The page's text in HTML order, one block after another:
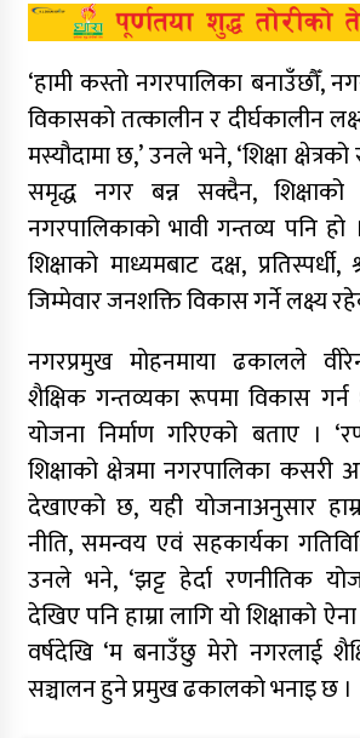
‘हामी कस्तो नगरपालिका बनाउँछौँ,
विकासको तत्कालीन र दीर्घकालीन
मस्यौदामा छ,’ उनले भने, ‘शिक्षा
समृद्ध नगर बन्न सक्दैन, शिक्षाको
नगरपालिकाको भावी गन्तव्य पनि
शिक्षाको माध्यमबाट दक्ष, प्रतिस्पर्धी,
जिम्मेवार जनशक्ति विकास गर्ने लक्ष्य
नगरप्रमुख मोहनमाया ढकालले
शैक्षिक गन्तव्यका रूपमा विकास
योजना निर्माण गरिएको बताए ।
शिक्षाको क्षेत्रमा नगरपालिका कसरी
देखाएको छ, यही योजनाअनुसार
नीति, समन्वय एवं सहकार्यका
उनले भने, ‘झट्ट हेर्दा रणनीतिक
देखिए पनि हाम्रा लागि यो शिक्षाको
वर्षदेखि ‘म बनाउँछु मेरो नगरलाई
सञ्चालन हुने प्रमुख ढकालको भनाइ छ ।